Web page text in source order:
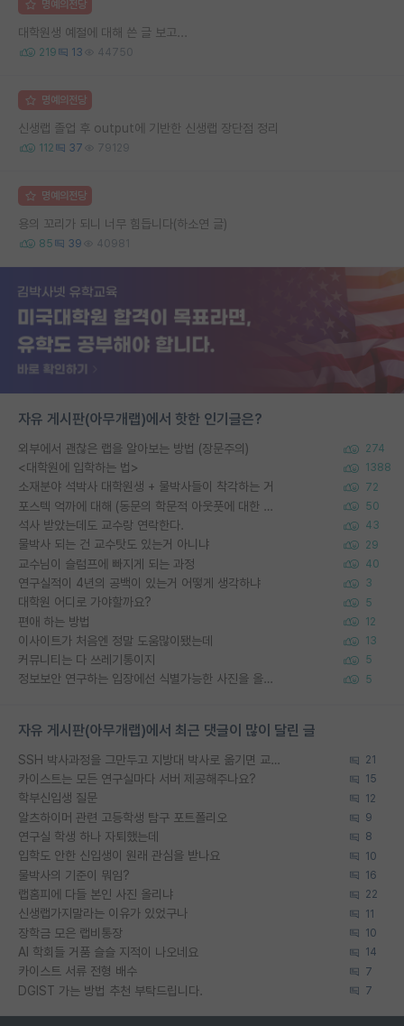
명예의전당
대학원생 예절에 대해 쓴 글 보고...
219 13 44750
명예의전당
신생랩 졸업 후 output에 기반한 신생랩 장단점 정리
112 37 79129
명예의전당
용의 꼬리가 되니 너무 힘듭니다(하소연 글)
85 39 40981
자유 게시판(아무개랩)에서 핫한 인기글은?
외부에서 괜찮은 랩을 알아보는 방법 (장문주의) 274
<대학원에 입학하는 법> 1388
소재분야 석박사 대학원생 + 물박사들이 착각하는 거 72
포스텍 억까에 대해 (동문의 학문적 아웃풋에 대한 반박) 50
석사 받았는데도 교수랑 연락한다. 43
물박사 되는 건 교수탓도 있는거 아니냐 29
교수님이 슬럼프에 빠지게 되는 과정 40
연구실적이 4년의 공백이 있는거 어떻게 생각하냐 3
대학원 어디로 가야할까요? 5
편애 하는 방법 12
이사이트가 처음엔 정말 도움많이됐는데 13
커뮤니티는 다 쓰레기통이지 5
정보보안 연구하는 입장에선 식별가능한 사진을 올리는건 비추이긴함 5
자유 게시판(아무개랩)에서 최근 댓글이 많이 달린 글
SSH 박사과정을 그만두고 지방대 박사로 옮기면 교수의 꿈은 끝일까요? 21
카이스트는 모든 연구실마다 서버 제공해주나요? 15
학부신입생 질문 12
알츠하이머 관련 고등학생 탐구 포트폴리오 9
연구실 학생 하나 자퇴했는데 8
입학도 안한 신입생이 원래 관심을 받나요 10
물박사의 기준이 뭐임? 16
랩홈피에 다들 본인 사진 올리냐 22
신생랩가지말라는 이유가 있었구나 11
장학금 모은 랩비통장 10
AI 학회들 거품 슬슬 지적이 나오네요 14
카이스트 서류 전형 배수 7
DGIST 가는 방법 추천 부탁드립니다. 7